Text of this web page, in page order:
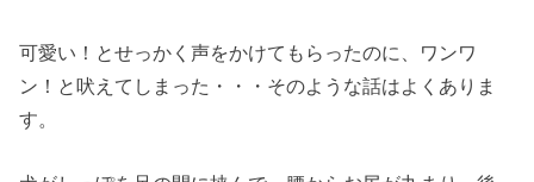
可愛い！とせっかく声をかけてもらったのに、ワンワ
ン！と吠えてしまった・・・そのような話はよくありま
す。